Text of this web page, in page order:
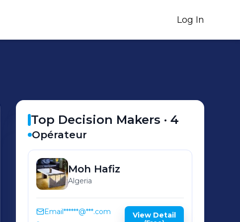
Log In
Top Decision Makers ·4
Opérateur
Moh Hafiz
Algeria
Email******@***.com
View Detail